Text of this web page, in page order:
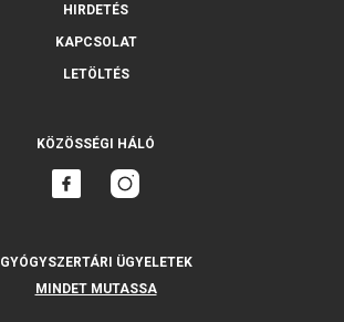
HIRDETÉS
KAPCSOLAT
LETÖLTÉS
KÖZÖSSÉGI HÁLÓ
GYÓGYSZERTÁRI ÜGYELETEK
MINDET MUTASSA